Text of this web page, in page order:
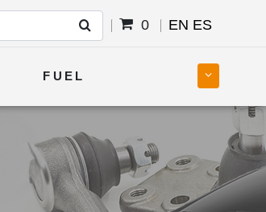
0 EN ES
FUEL